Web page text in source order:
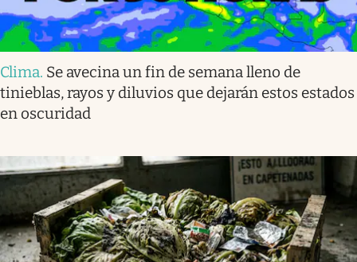
Clima. Se avecina un fin de semana lleno de
tinieblas, rayos y diluvios que dejarán estos estados
en oscuridad